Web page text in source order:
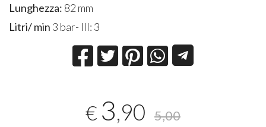
Lunghezza: 82 mm
Litri/ min 3 bar- III: 3
€ 3,90 5,00